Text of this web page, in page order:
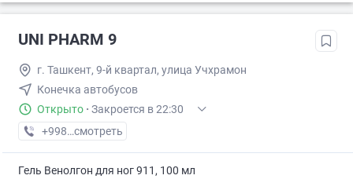
UNI PHARM 9
г. Ташкент, 9-й квартал, улица Учхрамон
Конечка автобусов
Открыто · Закроется в 22:30
+998 (55) XXX-XX-XX
смотреть
Гель Венолгон для ног 911, 100 мл